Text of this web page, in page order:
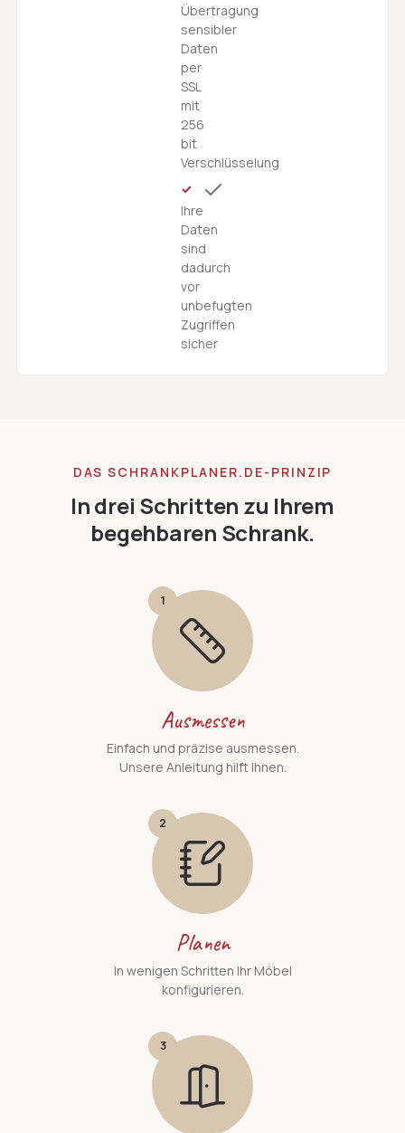
Übertragung
sensibler
Daten
per
SSL
mit
256
bit
Verschlüsselung
Ihre
Daten
sind
dadurch
vor
unbefugten
Zugriffen
sicher
DAS SCHRANKPLANER.DE-PRINZIP
In drei Schritten zu Ihrem
begehbaren Schrank.
1
Ausmessen
Einfach und präzise ausmessen.
Unsere Anleitung hilft Ihnen.
2
Planen
In wenigen Schritten Ihr Möbel
konfigurieren.
3